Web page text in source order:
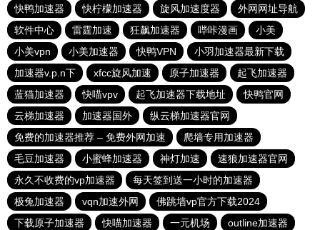
快鸭加速器
快柠檬加速器 旋风加速度器
外网网址导航
软件中心
雷霆加速 狂飙加速器 哔咔漫画
小美
小美vpn
小美加速器 快鸭VPN
小羽加速器最新下载
加速器v.p.n下
xfcc旋风加速 原子加速器
起飞加速器
蓝猫加速器
快喵vpv 起飞加速器下载地址
快鸭官网
云梯加速器
加速器国外
纵云梯加速器官网
免费的加速器推荐 – 免费外网加速
爬墙专用加速器
毛豆加速器
小蜜蜂加速器 神灯加速
速狼加速器官网
永久不收费的vp加速器
每天签到送一小时的加速器
极兔加速器
vqn加速外网
佛跳墙vp官方下载2024
下载原子加速器
快喵加速器 一元机场
outline加速器